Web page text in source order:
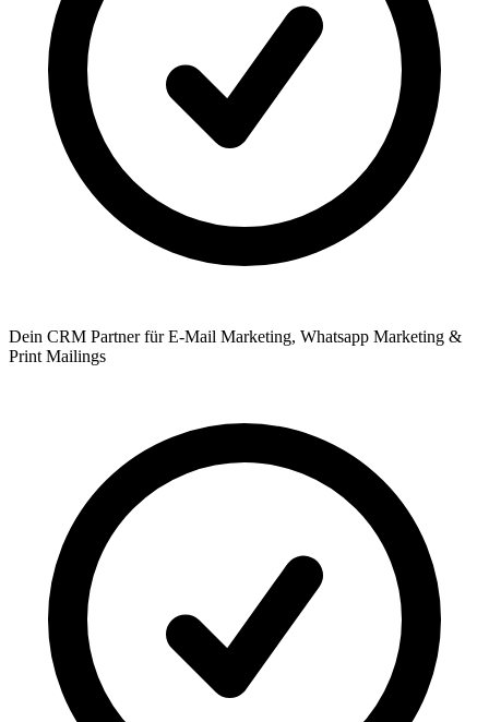
Dein CRM Partner für E-Mail Marketing, Whatsapp Marketing &
Print Mailings